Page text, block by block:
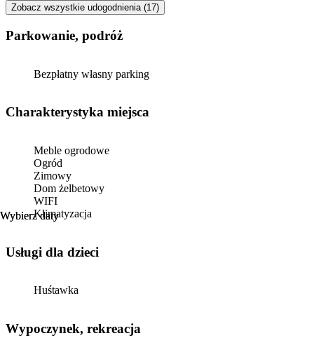
Wybierz daty
Wybierz daty
Zobacz wszystkie udogodnienia (17)
Parkowanie, podróż
Bezpłatny własny parking
Charakterystyka miejsca
Meble ogrodowe
Ogród
Zimowy
Dom żelbetowy
WIFI
Klimatyzacja
usługi dla dzieci
Huśtawka
Wypoczynek, rekreacja